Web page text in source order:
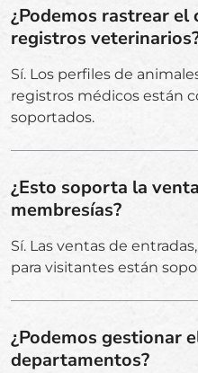
¿Podemos rastrear el
registros
Sí. Los perfiles de
registros médicos están
soportados.
¿Esto soporta la
membresías?
Sí. Las ventas de
para visitantes están
¿Podemos gestionar
departamentos?